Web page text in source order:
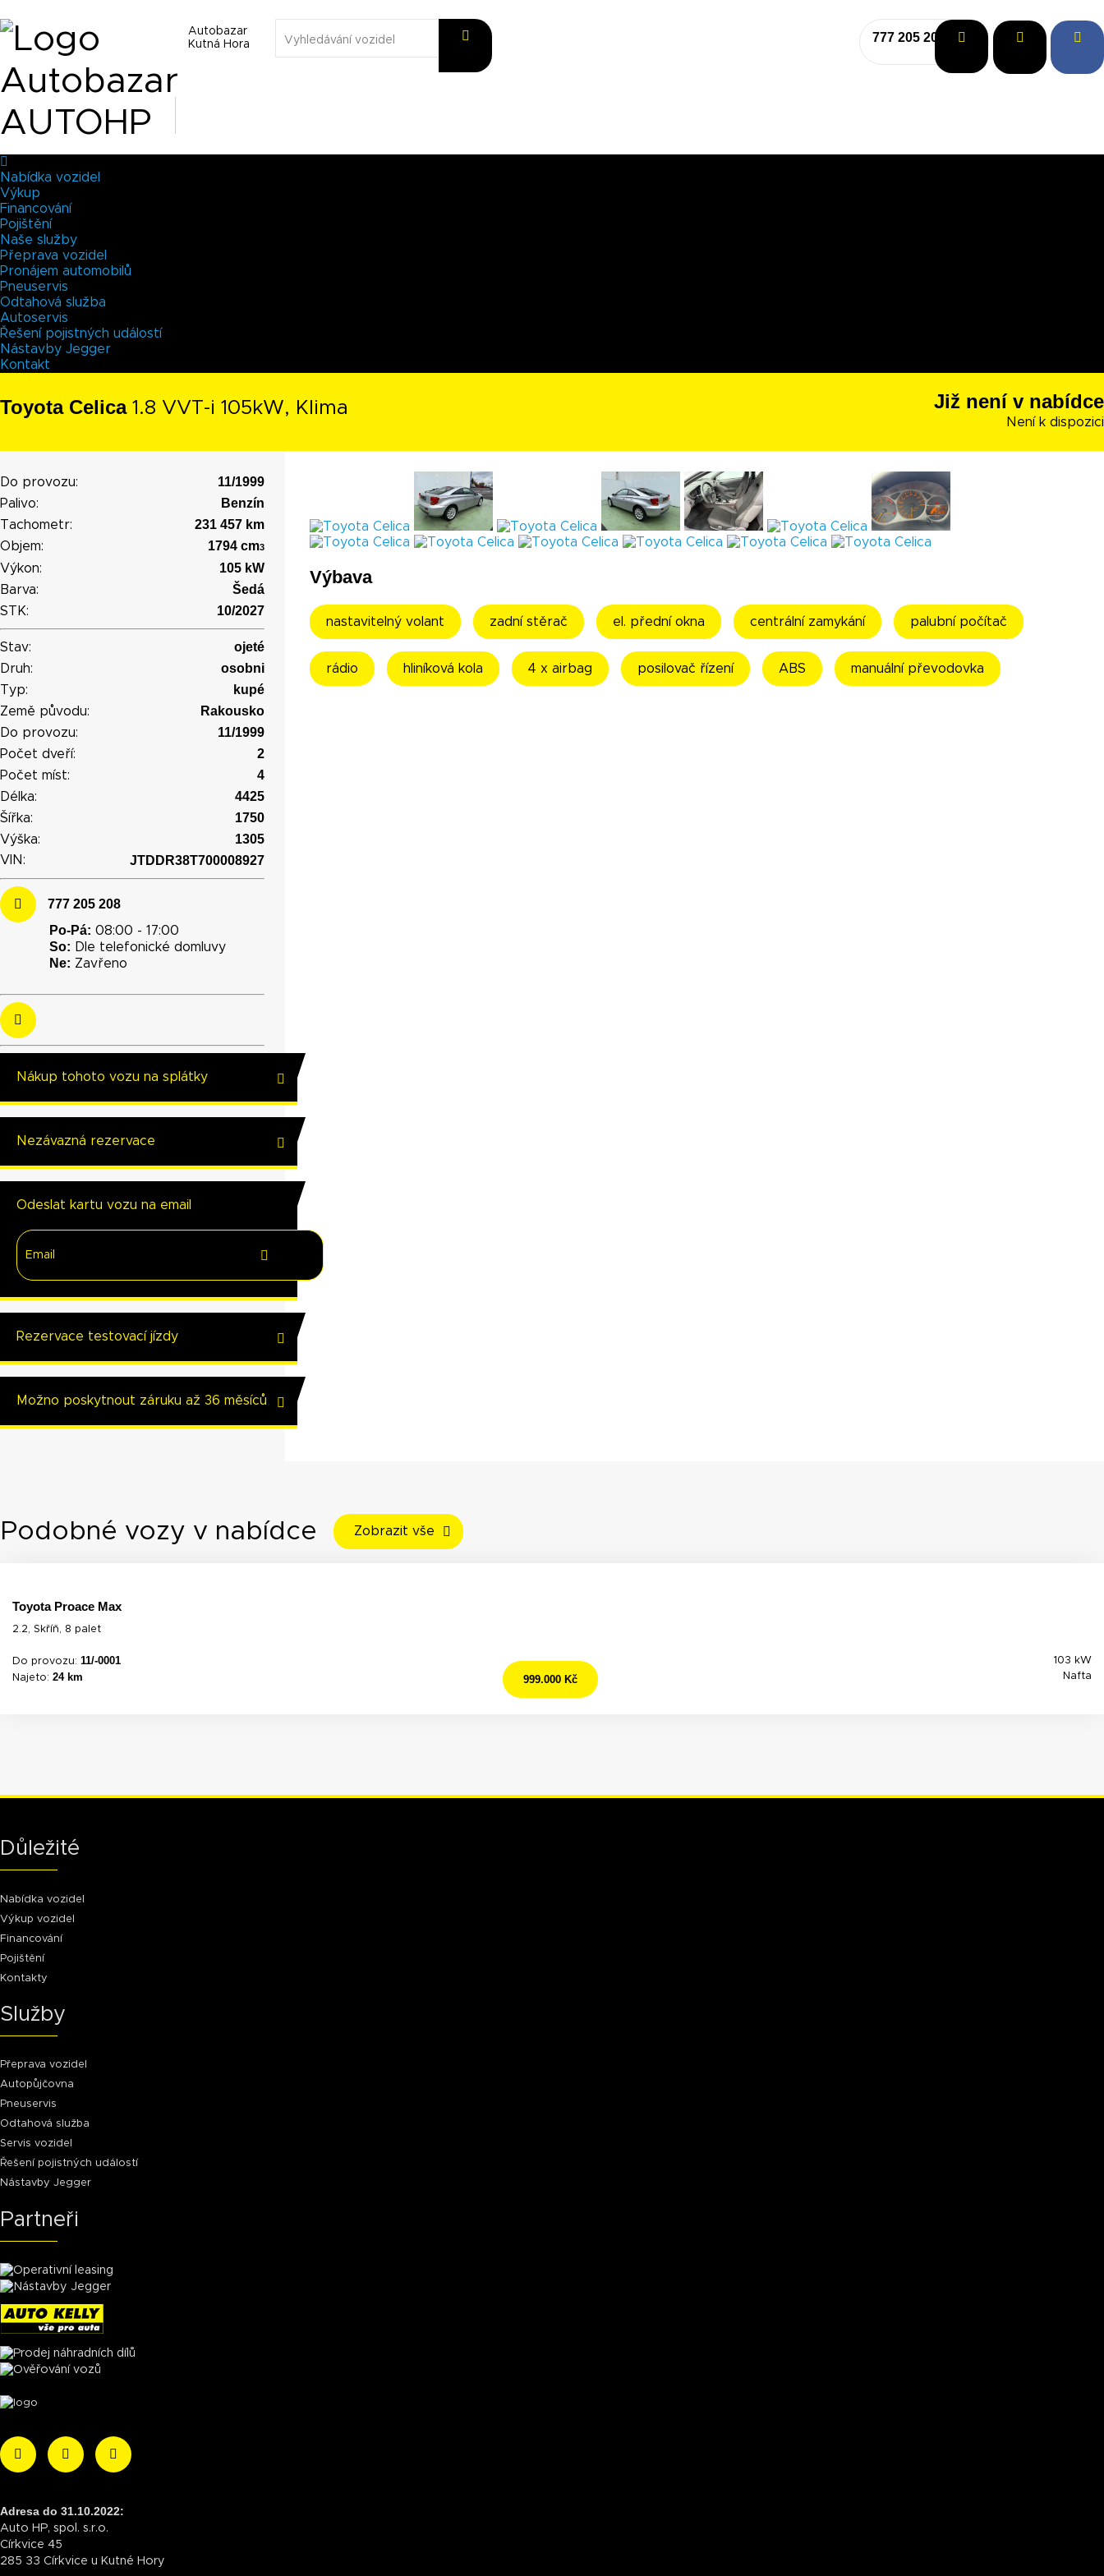
Autobazar
Kutná Hora
777 205 208
Nabídka vozidel
Výkup
Financování
Pojištění
Naše služby
Přeprava vozidel
Pronájem automobilů
Pneuservis
Odtahová služba
Autoservis
Řešení pojistných událostí
Nástavby Jegger
Kontakt
Toyota Celica 1.8 VVT-i 105kW, Klima Již není v nabídce
Není k dispozici
Do provozu: 11/1999
Palivo: Benzín
Tachometr: 231 457 km
Objem: 1794 cm3
Výkon: 105 kW
Barva: Šedá
STK: 10/2027
Stav: ojeté
Druh: osobni
Typ: kupé
Země původu: Rakousko
Do provozu: 11/1999
Počet dveří: 2
Počet míst: 4
Délka: 4425
Šířka: 1750
Výška: 1305
VIN: JTDDR38T700008927
777 205 208
Po-Pá: 08:00 - 17:00
So: Dle telefonické domluvy
Ne: Zavřeno
Nákup tohoto vozu na splátky
Nezávazná rezervace
Odeslat kartu vozu na email
Rezervace testovací jízdy
Možno poskytnout záruku až 36 měsíců
Výbava
nastavitelný volant zadní stěrač el. přední okna centrální zamykání palubní počítač
rádio hliníková kola 4 x airbag posilovač řízení ABS manuální převodovka
Podobné vozy v nabídce Zobrazit vše
Toyota Proace Max
2.2, Skříň, 8 palet
Do provozu: 11/-0001
Najeto: 24 km
103 kW
Nafta
999.000 Kč
Důležité
Nabídka vozidel
Výkup vozidel
Financování
Pojištění
Kontakty
Služby
Přeprava vozidel
Autopůjčovna
Pneuservis
Odtahová služba
Servis vozidel
Řešení pojistných událostí
Nástavby Jegger
Partneři
Adresa do 31.10.2022:
Auto HP, spol. s.r.o.
Církvice 45
285 33 Církvice u Kutné Hory